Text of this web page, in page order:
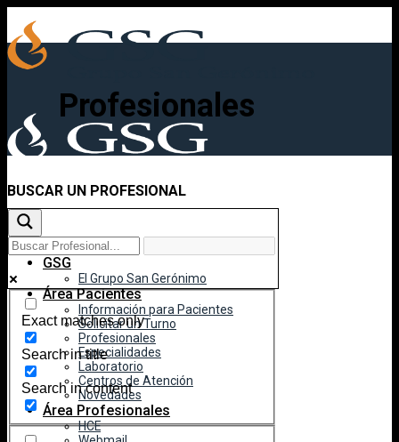
content
Inicio
GSG
El Grupo San Gerónimo
Área Pacientes
Información para Pacientes
Solicitar un Turno
Profesionales
Especialidades
Laboratorio
Centros de Atención
Novedades
Área Profesionales
HCE
Profesionales
BUSCAR UN PROFESIONAL
Exact matches only
Search in title
Search in content